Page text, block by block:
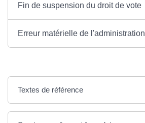
Fin de suspension du droit de vote
Erreur matérielle de l'administration
Textes de référence